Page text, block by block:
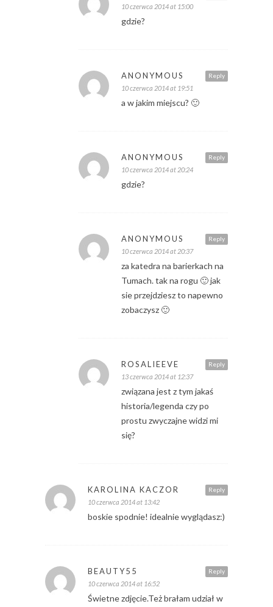
10 czerwca 2014 at 15:00
gdzie?
Reply
ANONYMOUS
10 czerwca 2014 at 19:51
a w jakim miejscu? 🙂
Reply
ANONYMOUS
10 czerwca 2014 at 20:24
gdzie?
Reply
ANONYMOUS
10 czerwca 2014 at 20:37
za katedra na barierkach na
Tumach. tak na rogu 🙂 jak
sie przejdziesz to napewno
zobaczysz 🙂
Reply
ROSALIEEVE
13 czerwca 2014 at 12:37
związana jest z tym jakaś
historia/legenda czy po
prostu zwyczajne widzi mi
się?
Reply
KAROLINA KACZOR
10 czerwca 2014 at 13:42
boskie spodnie! idealnie wyglądasz:)
Reply
BEAUTY55
10 czerwca 2014 at 16:52
Świetne zdjęcie.Też brałam udział w